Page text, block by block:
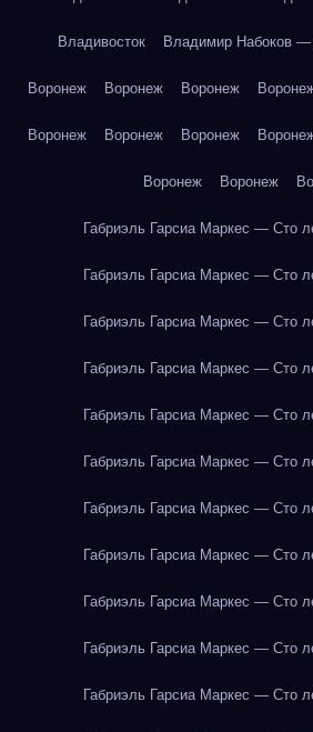
Владивосток Владимир Набоков —
Воронеж Воронеж Воронеж
Воронеж Воронеж Воронеж
Воронеж Воронеж
Габриэль Гарсиа Маркес — Сто
Габриэль Гарсиа Маркес — Сто
Габриэль Гарсиа Маркес — Сто
Габриэль Гарсиа Маркес — Сто
Габриэль Гарсиа Маркес — Сто
Габриэль Гарсиа Маркес — Сто
Габриэль Гарсиа Маркес — Сто
Габриэль Гарсиа Маркес — Сто
Габриэль Гарсиа Маркес — Сто
Габриэль Гарсиа Маркес — Сто
Габриэль Гарсиа Маркес — Сто